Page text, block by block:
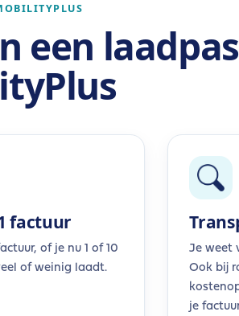
een
factuur
of je nu 1 of 10
of weinig laadt.
Je weet
Ook bij
je